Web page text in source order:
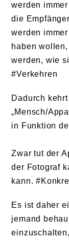
werden
die
werden
haben
werden, wie
#Verkehren
Dadurch
„Mensch/
in Funktion
Zwar tut der
der Fotograf
kann.
Es ist daher
jemand